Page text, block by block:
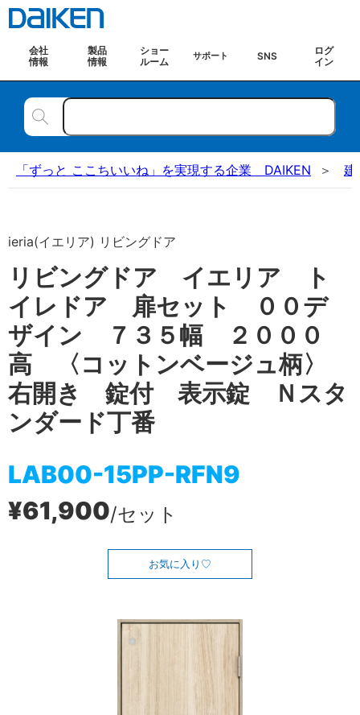
会社
情報
製品
情報
ショー
ルーム
サポート SNS
ログ
イン
「ずっと ここちいいね」を実現する企業 DAIKEN 建
ieria(イエリア) リビングドア
リビングドア イエリア ト
イレドア 扉セット ００デ
ザイン ７３５幅 ２０００
高 〈コットンベージュ柄〉
右開き 錠付 表示錠 Ｎスタ
ンダード丁番
LAB00-15PP-RFN9
¥61,900/セット
お気に入り